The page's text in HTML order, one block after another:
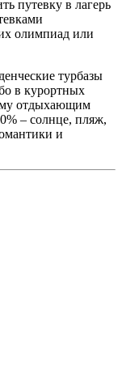
путевку в лагерь
олимпиад или
турбазы
в курортных
отдыхающим
– солнце, пляж,
и